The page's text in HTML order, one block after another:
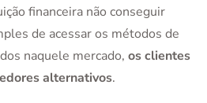
financeira não conseguir
de acessar os métodos de
naquele mercado, os clientes
alternativos.